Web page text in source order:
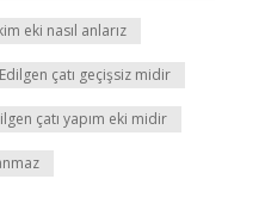
eki nasıl anlarız
Edilgen çatı geçişsiz midir
çatı yapım eki midir